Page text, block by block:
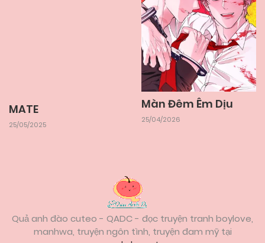
MATE
25/05/2025
Màn Đêm Êm Dịu
25/04/2026
Quả anh đào cuteo - QADC - đọc truyện tranh boylove,
manhwa, truyện ngôn tình, truyện đam mỹ tại